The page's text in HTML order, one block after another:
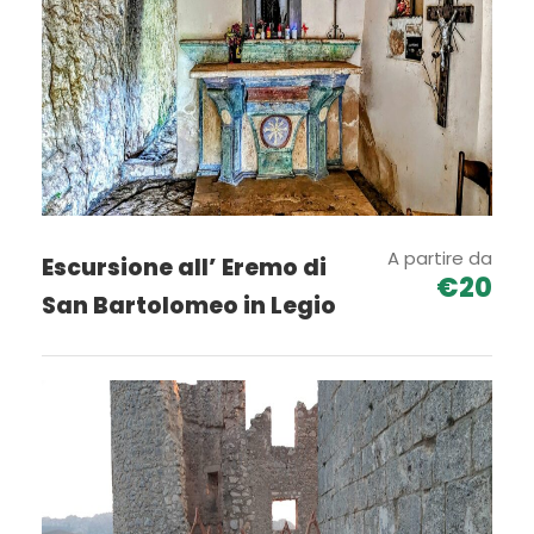
Ore 13.00 Abbateggio (PE)
Gli accompagnatori professionisti maestri di
cicloturismo ti sapranno dare le giuste dritte per
affrontare il tour
Costo
€ 40,00 a partecipante
€ 20,00 con Ebike propria
Incluso
Noleggio Bike
Guida cicloturistica della FCI
Supporto e assistenza
Casco GRATIS
Non incluso:pranzo al sacco e ristoro
Escursione all’ Eremo di
San Bartolomeo in Legio
A partire da
€20